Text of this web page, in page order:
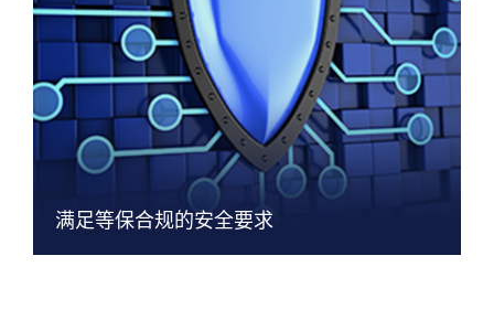
满足等保合规的安全要求